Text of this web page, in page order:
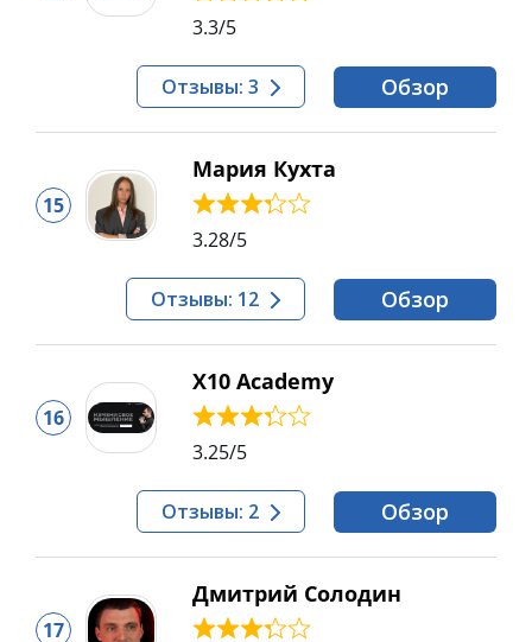
3.3/5
Отзывы: 3 Обзор
15
Мария Кухта
3.28/5
Отзывы: 12 Обзор
16
Х10 Academy
3.25/5
Отзывы: 2 Обзор
17
Дмитрий Солодин